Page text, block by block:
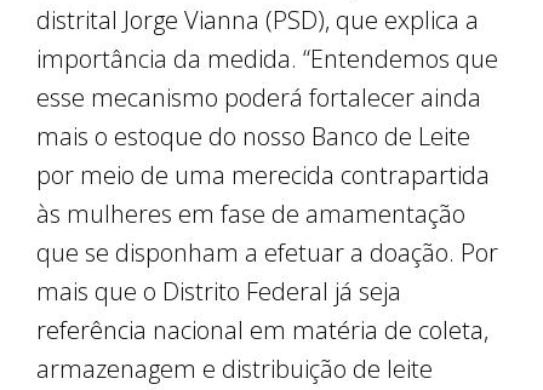
distrital Jorge Vianna (PSD), que explica a
importância da medida. “Entendemos que
esse mecanismo poderá fortalecer ainda
mais o estoque do nosso Banco de Leite
por meio de uma merecida contrapartida
às mulheres em fase de amamentação
que se disponham a efetuar a doação. Por
mais que o Distrito Federal já seja
referência nacional em matéria de coleta,
armazenagem e distribuição de leite